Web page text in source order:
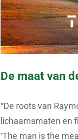
De maat van
“De roots van
lichaamsmaten en
‘The man is the